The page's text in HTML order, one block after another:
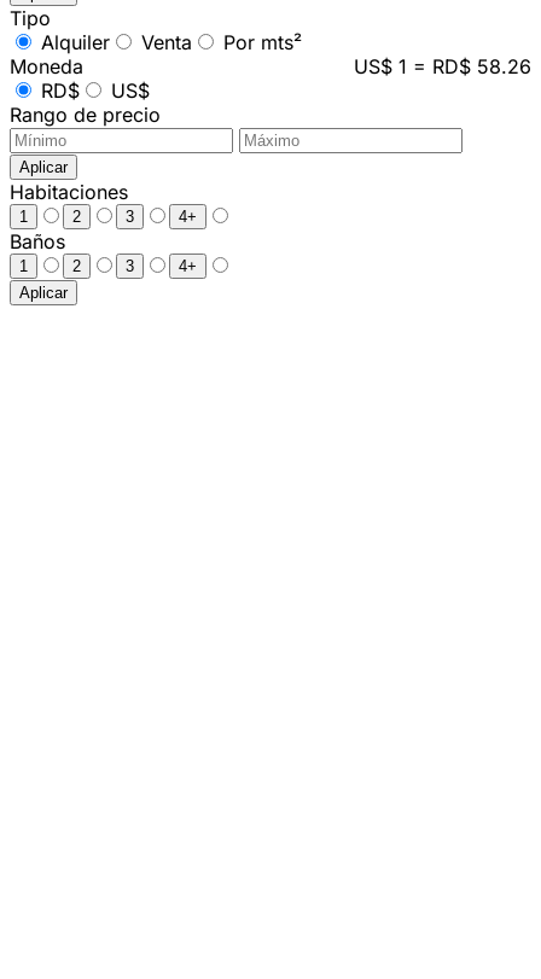
Tipo
Alquiler
Venta
Por mts²
Moneda
US$ 1 = RD$ 58.26
RD$
US$
Rango de precio
Aplicar
Habitaciones
1 2 3 4+
Baños
1 2 3
4+
Aplicar